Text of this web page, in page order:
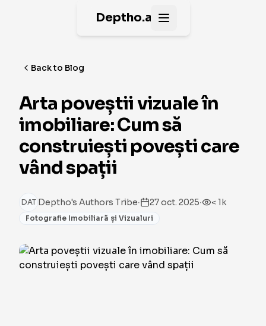
Deptho.ai Open main menu
Back to Blog
Arta poveștii vizuale în
imobiliare: Cum să
construiești povești care
vând spații
DAT Deptho's Authors Tribe· 27 oct. 2025· < 1k
Fotografie Imobiliară și Vizualuri